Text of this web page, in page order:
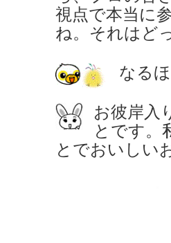
視点で本当に
ね。それはど
なるほ
お彼岸入
とです。
とでおいしい